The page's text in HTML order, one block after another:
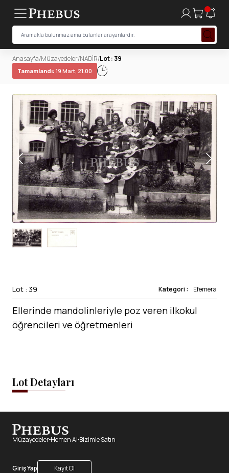
Anasayfa/Müzayedeler/NADİR/Lot : 39
Tamamlandı: 19 Mart, 21:00
Lot : 39 Kategori : Efemera
Ellerinde mandolinleriyle poz veren ilkokul
öğrencileri ve öğretmenleri
Lot Detayları
Müzayedeler Hemen Al Bizimle Satın
Giriş Yap Kayıt Ol